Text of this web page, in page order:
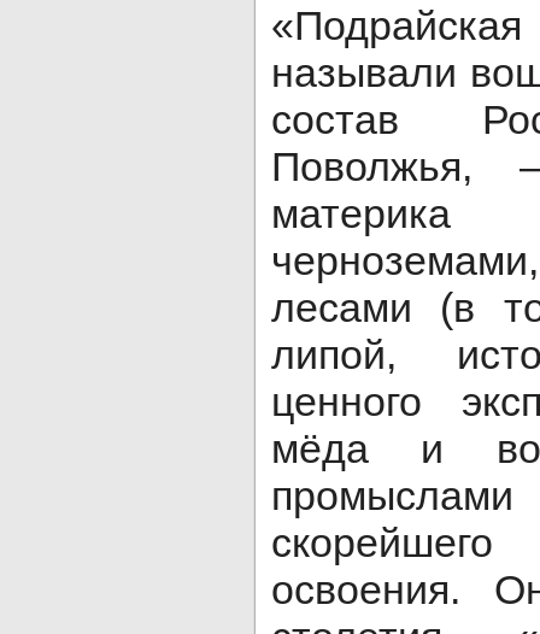
называли
состав
Поволжья,
лесами (в
липой,
ценного
мёда и
освоения.